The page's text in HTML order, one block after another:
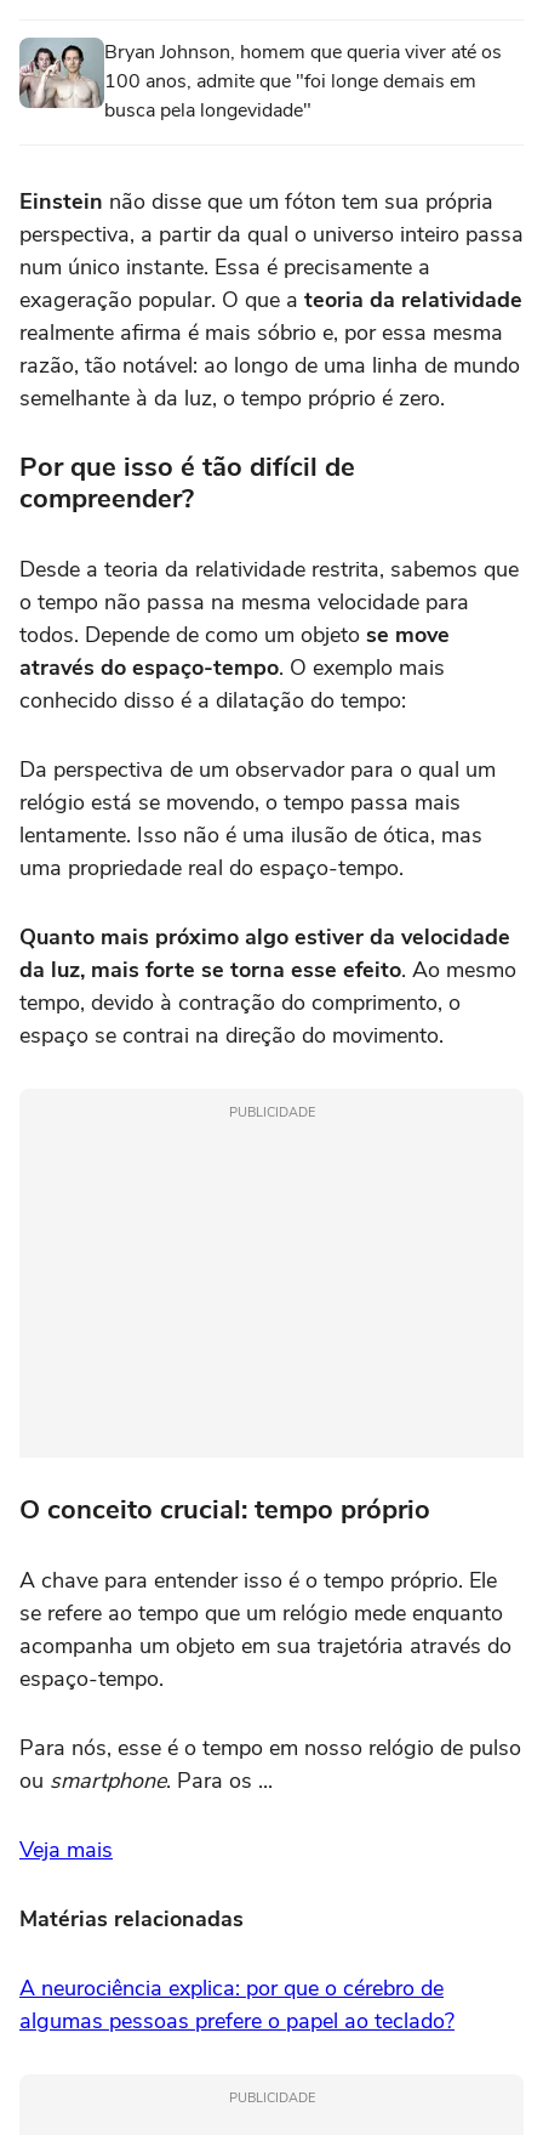
Bryan Johnson, homem que queria viver até os
100 anos, admite que "foi longe demais em
busca pela longevidade"
Einstein não disse que um fóton tem sua própria
perspectiva, a partir da qual o universo inteiro passa
num único instante. Essa é precisamente a
exageração popular. O que a teoria da relatividade
realmente afirma é mais sóbrio e, por essa mesma
razão, tão notável: ao longo de uma linha de mundo
semelhante à da luz, o tempo próprio é zero.
Por que isso é tão difícil de
compreender?
Desde a teoria da relatividade restrita, sabemos que
o tempo não passa na mesma velocidade para
todos. Depende de como um objeto se move
através do espaço-tempo. O exemplo mais
conhecido disso é a dilatação do tempo:
Da perspectiva de um observador para o qual um
relógio está se movendo, o tempo passa mais
lentamente. Isso não é uma ilusão de ótica, mas
uma propriedade real do espaço-tempo.
Quanto mais próximo algo estiver da velocidade
da luz, mais forte se torna esse efeito. Ao mesmo
tempo, devido à contração do comprimento, o
espaço se contrai na direção do movimento.
PUBLICIDADE
O conceito crucial: tempo próprio
A chave para entender isso é o tempo próprio. Ele
se refere ao tempo que um relógio mede enquanto
acompanha um objeto em sua trajetória através do
espaço-tempo.
Para nós, esse é o tempo em nosso relógio de pulso
ou smartphone. Para os ...
Veja mais
Matérias relacionadas
A neurociência explica: por que o cérebro de
algumas pessoas prefere o papel ao teclado?
PUBLICIDADE